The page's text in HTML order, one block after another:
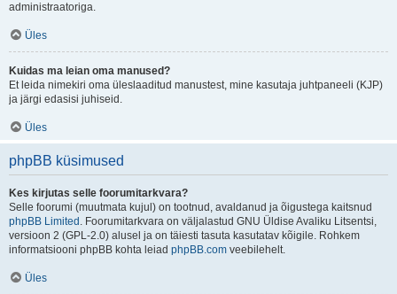
administraatoriga.
Üles
Kuidas ma leian oma manused?
Et leida nimekiri oma üleslaaditud manustest, mine kasutaja juhtpaneeli (KJP)
ja järgi edasisi juhiseid.
Üles
phpBB küsimused
Kes kirjutas selle foorumitarkvara?
Selle foorumi (muutmata kujul) on tootnud, avaldanud ja õigustega kaitsnud
phpBB Limited . Foorumitarkvara on väljalastud GNU Üldise Avaliku Litsentsi,
versioon 2 (GPL-2.0) alusel ja on täiesti tasuta kasutatav kõigile. Rohkem
informatsiooni phpBB kohta leiad phpBB.com veebilehelt.
Üles